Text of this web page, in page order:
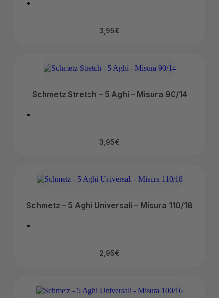
3,95€
Schmetz Stretch – 5 Aghi – Misura 90/14
3,95€
Schmetz – 5 Aghi Universali – Misura 110/18
2,95€